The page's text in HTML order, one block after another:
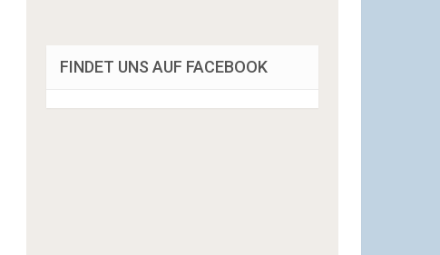
FINDET UNS AUF FACEBOOK